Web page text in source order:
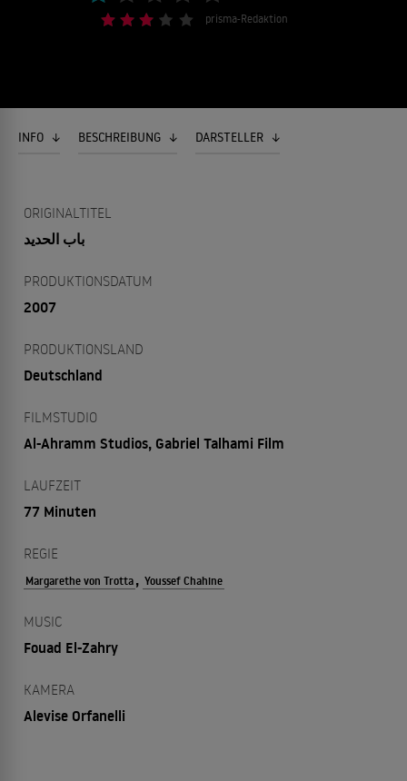
prisma-Redaktion
INFO BESCHREIBUNG DARSTELLER
ORIGINALTITEL
باب الحديد
PRODUKTIONSDATUM
2007
PRODUKTIONSLAND
Deutschland
FILMSTUDIO
Al-Ahramm Studios, Gabriel Talhami Film
LAUFZEIT
77 Minuten
REGIE
Margarethe von Trotta, Youssef Chahine
MUSIC
Fouad El-Zahry
KAMERA
Alevise Orfanelli